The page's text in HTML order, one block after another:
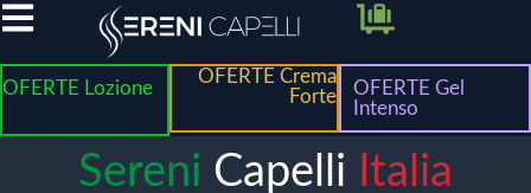
OFERTE Lozione
OFERTE Crema
Forte
OFERTE Gel
Intenso
Sereni Capelli Italia